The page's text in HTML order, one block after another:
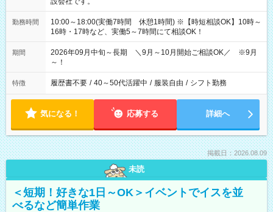
勤務時間
10:00～18:00(実働7時間 休憩1時間) ※【時短相談OK】10時～
16時・17時など、実働5～7時間にて相談OK！
期間
2026年09月中旬～長期 ＼9月～10月開始ご相談OK／ ※9月
～！
特徴 履歴書不要 / 40～50代活躍中 / 服装自由 / シフト勤務
気になる！ 応募する 詳細へ
掲載日：2026.08.09
未読
＜短期！好きな1日～OK＞イベントでイスを並
べるなど簡単作業